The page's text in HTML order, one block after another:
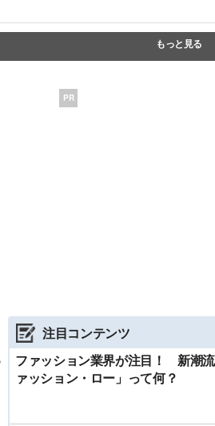
もっと見る
PR
注目コンテンツ
ファッション業界が注目！ 新潮
ァッション・ロー」って何？